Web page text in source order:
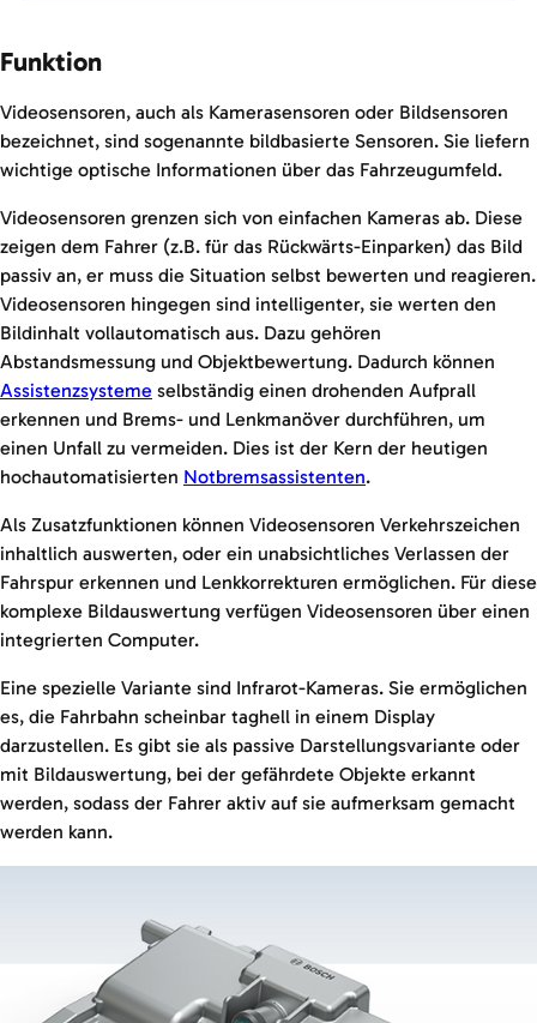
Funktion
Videosensoren, auch als Kamerasensoren oder Bildsensoren
bezeichnet, sind sogenannte bildbasierte Sensoren. Sie liefern
wichtige optische Informationen über das Fahrzeugumfeld.
Videosensoren grenzen sich von einfachen Kameras ab. Diese
zeigen dem Fahrer (z.B. für das Rückwärts-Einparken) das Bild
passiv an, er muss die Situation selbst bewerten und reagieren.
Videosensoren hingegen sind intelligenter, sie werten den
Bildinhalt vollautomatisch aus. Dazu gehören
Abstandsmessung und Objektbewertung. Dadurch können
Assistenzsysteme selbständig einen drohenden Aufprall
erkennen und Brems- und Lenkmanöver durchführen, um
einen Unfall zu vermeiden. Dies ist der Kern der heutigen
hochautomatisierten Notbremsassistenten.
Als Zusatzfunktionen können Videosensoren Verkehrszeichen
inhaltlich auswerten, oder ein unabsichtliches Verlassen der
Fahrspur erkennen und Lenkkorrekturen ermöglichen. Für diese
komplexe Bildauswertung verfügen Videosensoren über einen
integrierten Computer.
Eine spezielle Variante sind Infrarot-Kameras. Sie ermöglichen
es, die Fahrbahn scheinbar taghell in einem Display
darzustellen. Es gibt sie als passive Darstellungsvariante oder
mit Bildauswertung, bei der gefährdete Objekte erkannt
werden, sodass der Fahrer aktiv auf sie aufmerksam gemacht
werden kann.